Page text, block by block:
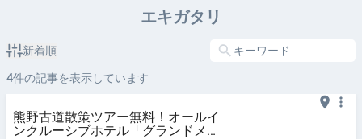
エキガタリ
新着順
4件の記事を表示しています
熊野古道散策ツアー無料！オールイ
ンクルーシブホテル「グランドメル